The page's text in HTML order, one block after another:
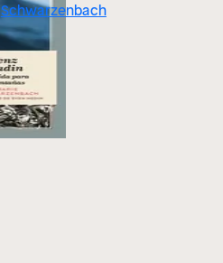
Schwarzenbach